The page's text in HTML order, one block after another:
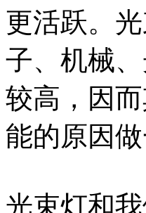
更活跃。
子、机械
较高，因
能的原因
光束灯和